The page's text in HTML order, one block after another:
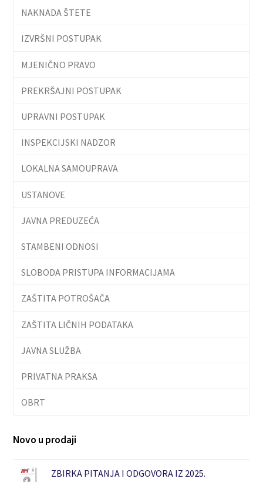
NAKNADA ŠTETE
IZVRŠNI POSTUPAK
MJENIČNO PRAVO
PREKRŠAJNI POSTUPAK
UPRAVNI POSTUPAK
INSPEKCIJSKI NADZOR
LOKALNA SAMOUPRAVA
USTANOVE
JAVNA PREDUZEĆA
STAMBENI ODNOSI
SLOBODA PRISTUPA INFORMACIJAMA
ZAŠTITA POTROŠAČA
ZAŠTITA LIČNIH PODATAKA
JAVNA SLUŽBA
PRIVATNA PRAKSA
OBRT
Novo u prodaji
ZBIRKA PITANJA I ODGOVORA IZ 2025.